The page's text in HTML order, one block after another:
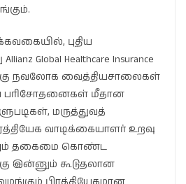
புதிய
Global Healthcare Insurance
நவலோக வைத்தியசாலைகள்
பரிசோதனைகள் மீதான
மருத்துவத்
வாடிக்கையாளர் உறவு
தகைமை கொண்ட
இன்னும் கூடுதலான